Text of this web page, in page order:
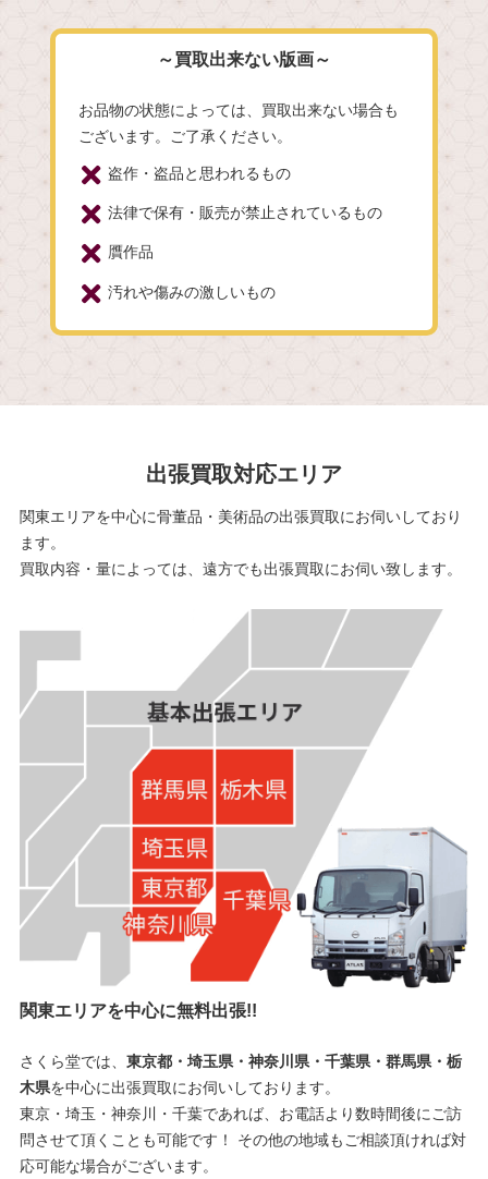
～買取出来ない版画～
お品物の状態によっては、買取出来ない場合も
ございます。ご了承ください。
盗作・盗品と思われるもの
法律で保有・販売が禁止されているもの
贋作品
汚れや傷みの激しいもの
出張買取対応エリア
関東エリアを中心に骨董品・美術品の出張買取にお伺いしており
ます。
買取内容・量によっては、遠方でも出張買取にお伺い致します。
関東エリアを中心に無料出張!!
さくら堂では、 東京都・埼玉県・神奈川県・千葉県・群馬県・栃
木県を中心に出張買取にお伺いしております。
東京・埼玉・神奈川・千葉であれば、お電話より数時間後にご訪
問させて頂くことも可能です！ その他の地域もご相談頂ければ対
応可能な場合がございます。